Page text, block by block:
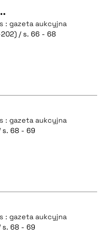
: gazeta aukcyjna
202) / s. 66 - 68
: gazeta aukcyjna
s. 68 - 69
: gazeta aukcyjna
s. 68 - 69